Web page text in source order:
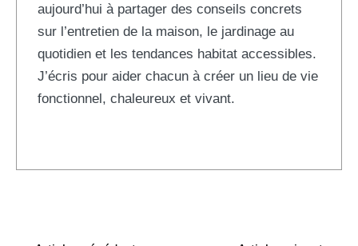
aujourd’hui à partager des conseils concrets
sur l’entretien de la maison, le jardinage au
quotidien et les tendances habitat accessibles.
J’écris pour aider chacun à créer un lieu de vie
fonctionnel, chaleureux et vivant.